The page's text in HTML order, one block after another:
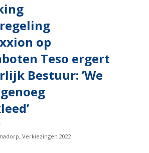
op
Teso ergert
Bestuur: ’We
, Verkiezingen 2022